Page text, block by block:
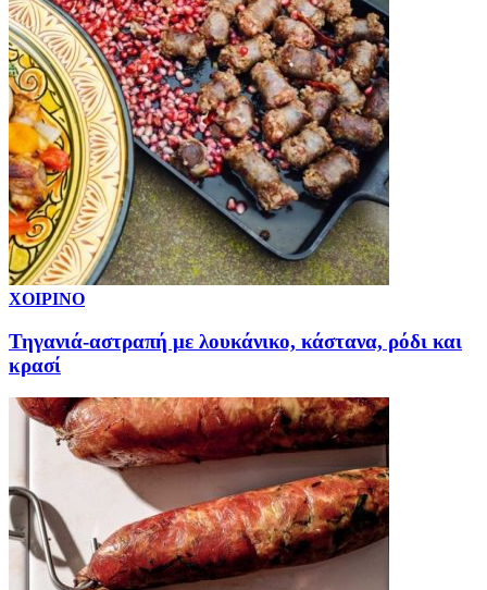
ΧΟΙΡΙΝΟ
Τηγανιά-αστραπή με λουκάνικο, κάστανα, ρόδι και
κρασί